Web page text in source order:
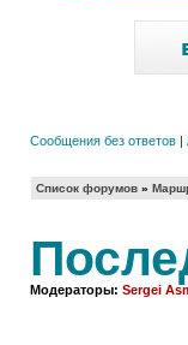
Сообщения без ответов |
Список форумов »
Модераторы: Sergei